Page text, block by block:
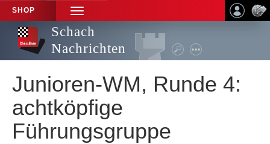
SHOP
TOGGLE
NAVIGATION
Schach
Nachrichten
Junioren-WM, Runde 4:
achtköpfige
Führungsgruppe